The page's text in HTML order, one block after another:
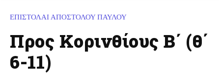
ΕΠΙΣΤΟΛΑΙ ΑΠΟΣΤΟΛΟΥ ΠΑΥΛΟΥ
Προς Κορινθίους Β΄ (θ΄
6-11)